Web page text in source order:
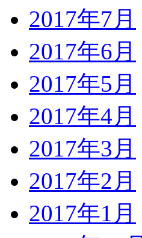
2017年7月
2017年6月
2017年5月
2017年4月
2017年3月
2017年2月
2017年1月